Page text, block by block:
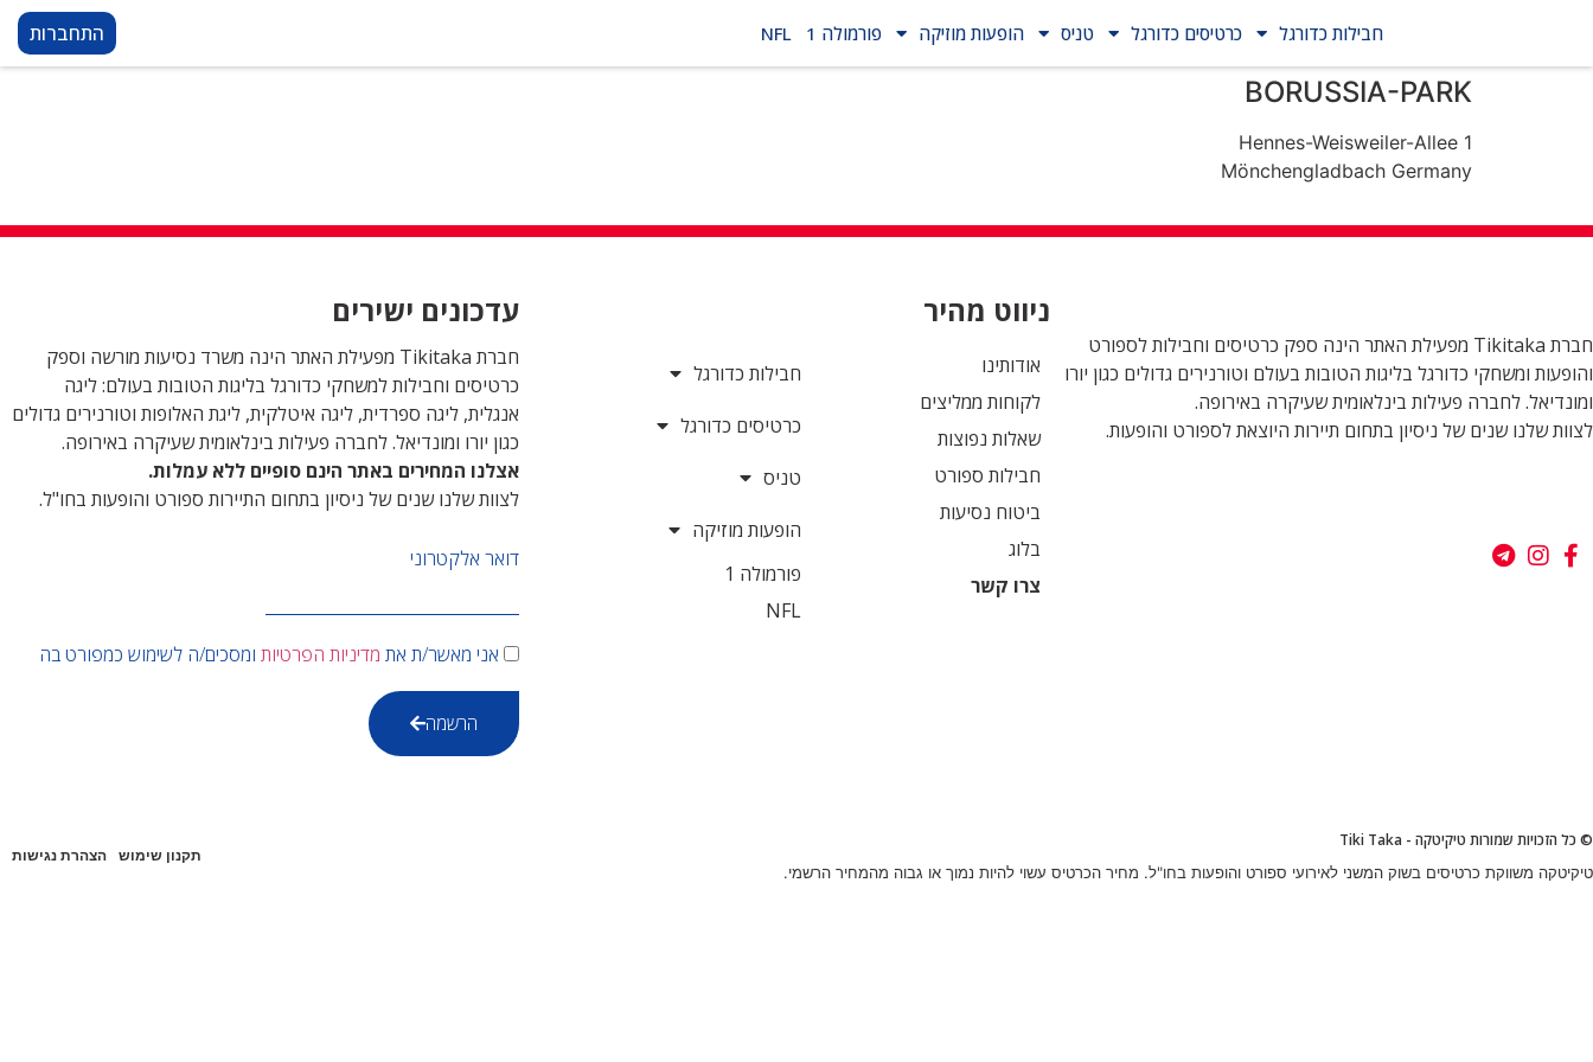
חבילות כדורגל כרטיסים כדורגל טניס הופעות מוזיקה פורמולה 1 NFL התחברות
BORUSSIA-PARK
Hennes-Weisweiler-Allee 1
Mönchengladbach Germany
חברת Tikitaka מפעילת האתר הינה ספק כרטיסים וחבילות לספורט
והופעות ומשחקי כדורגל בליגות הטובות בעולם וטורנירים גדולים כגון יורו
ומונדיאל. לחברה פעילות בינלאומית שעיקרה באירופה.
לצוות שלנו שנים של ניסיון בתחום תיירות היוצאת לספורט והופעות.
ניווט מהיר
אודותינו
לקוחות ממליצים
שאלות נפוצות
חבילות ספורט
ביטוח נסיעות
בלוג
צרו קשר
חבילות כדורגל
כרטיסים כדורגל
טניס
הופעות מוזיקה
פורמולה 1
NFL
עדכונים ישירים
חברת Tikitaka מפעילת האתר הינה משרד נסיעות מורשה וספק
כרטיסים וחבילות למשחקי כדורגל בליגות הטובות בעולם: ליגה
אנגלית, ליגה ספרדית, ליגה איטלקית, ליגת האלופות וטורנירים גדולים
כגון יורו ומונדיאל. לחברה פעילות בינלאומית שעיקרה באירופה.
אצלנו המחירים באתר הינם סופיים ללא עמלות.
לצוות שלנו שנים של ניסיון בתחום התיירות ספורט והופעות בחו"ל.
דואר אלקטרוני
אני מאשר/ת את מדיניות הפרטיותומסכים/ה לשימוש כמפורט בה
הרשמה
© כל הזכויות שמורות טיקיטקה - Tiki Taka
טיקיטקה משווקת כרטיסים בשוק המשני לאירועי ספורט והופעות בחו"ל. מחיר הכרטיס עשוי להיות נמוך או גבוה מהמחיר הרשמי.
תקנון שימוש הצהרת נגישות